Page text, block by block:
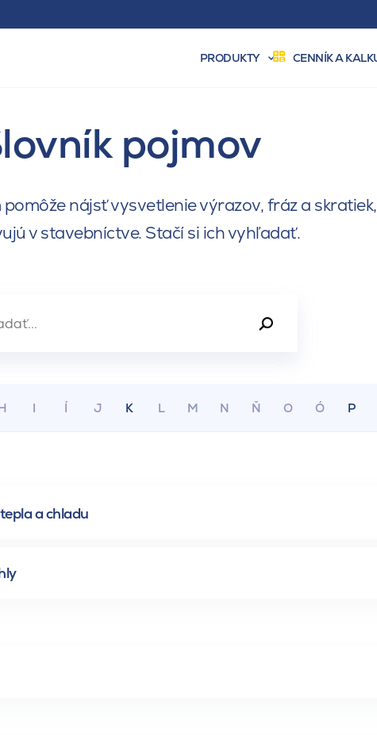
PRODUKTY CENNÍK A
pojmov
nájsť vysvetlenie výrazov, fráz a
v stavebníctve. Stačí si ich vyhľadať.
I Í J K L M N Ň O Ó P
a chladu